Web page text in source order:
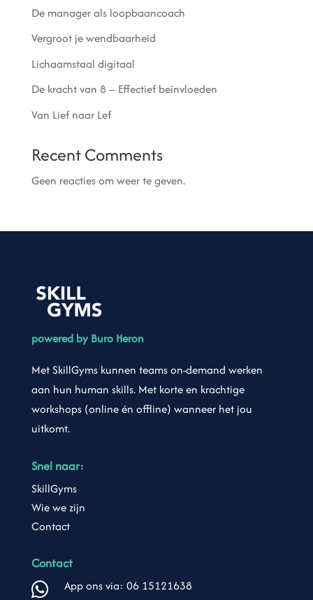
De manager als loopbaancoach
Vergroot je wendbaarheid
Lichaamstaal digitaal
De kracht van 8 – Effectief beïnvloeden
Van Lief naar Lef
Recent Comments
Geen reacties om weer te geven.
powered by Buro Heron
Met SkillGyms kunnen teams on-demand werken
aan hun human skills. Met korte en krachtige
workshops (online én offline) wanneer het jou
uitkomt.
Snel naar:
SkillGyms
Wie we zijn
Contact
Contact
 App ons via: 06 15121638